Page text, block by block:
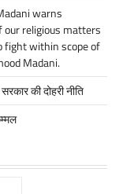
warns
our religious matters
fight within scope of
Madani.
की दोहरी नीति